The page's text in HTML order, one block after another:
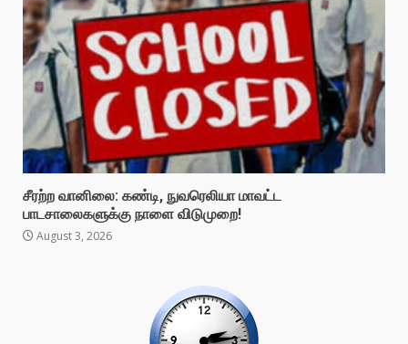
சீரற்ற வானிலை: கண்டி, நுவரெலியா மாவட்ட
பாடசாலைகளுக்கு நாளை விடுமுறை!
August 3, 2026